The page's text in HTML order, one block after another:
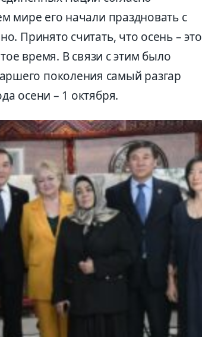
мире его начали праздновать с
Принято считать, что осень – это
время. В связи с этим было
поколения самый разгар
осени – 1 октября.